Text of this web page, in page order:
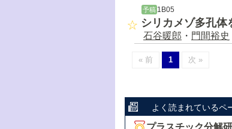
予稿 1B05
シリカメゾ多孔
石谷暖郎 ・ 門間裕史
« 前 1 次 »
よく読まれているペ
プラスチック分解